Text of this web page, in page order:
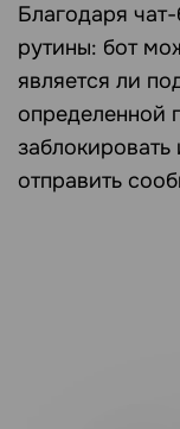
Благодаря
рутины: бот
является ли
определенной
заблокировать
отправить